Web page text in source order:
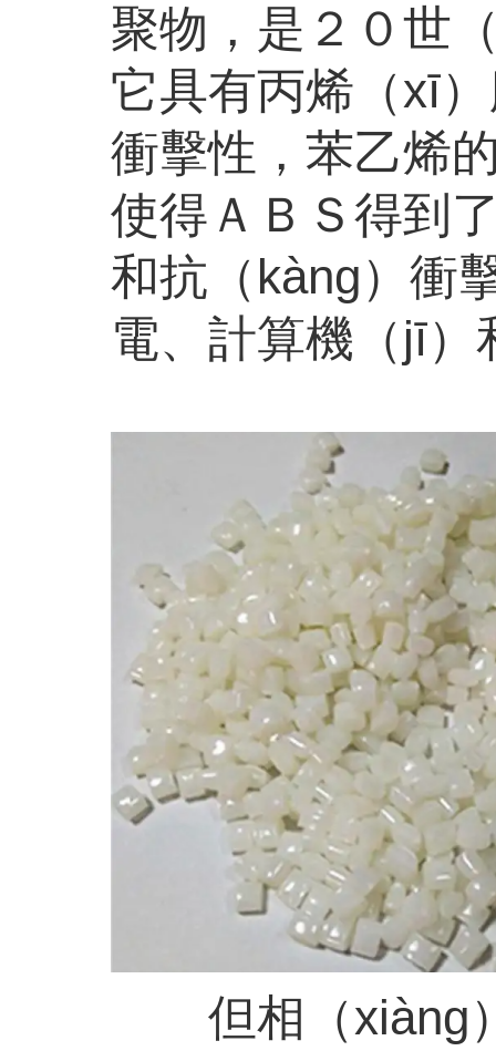
聚物，是２０世
它具有丙烯（xī
衝擊性，苯乙烯
使得ＡＢＳ得到
和抗（kàng）衝
電、計算機（jī）
但相（xiàng）